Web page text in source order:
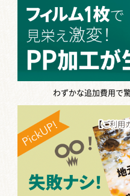
わずかな追加費用で